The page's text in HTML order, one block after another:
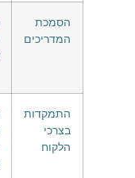
הסמכת
המדריכים
התמקדות
בצרכי
הלקוח